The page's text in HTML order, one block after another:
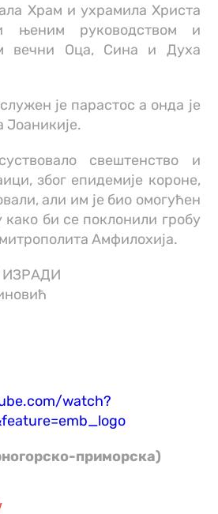
Храм и ухрамила Христа
њеним руководством и
вечни Оца, Сина и Духа
је парастос а онда је
Јоаникије.
свештенство и
због епидемије короне,
али им је био омогућен
како би се поклонили гробу
Амфилохија.
ИЗРАДИ
watch?
приморска)